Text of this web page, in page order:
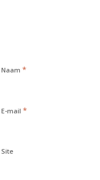
Naam *
E-mail *
Site